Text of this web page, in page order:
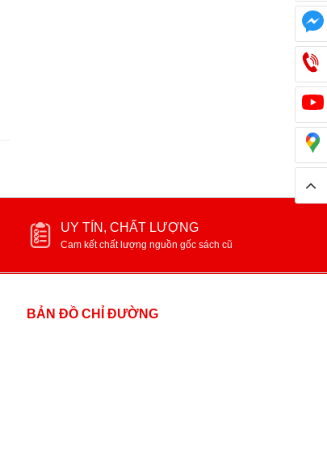
UY TÍN, CHẤT LƯỢNG
Cam kết chất lượng nguồn gốc sách cũ
BẢN ĐỒ CHỈ ĐƯỜNG